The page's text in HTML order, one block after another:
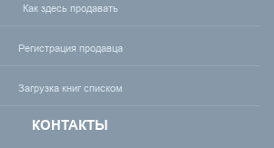
Как здесь продавать
Регистрация продавца
Загрузка книг списком
КОНТАКТЫ